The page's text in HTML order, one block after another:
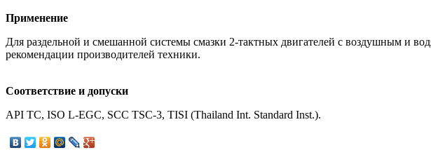
Применение
Для раздельной и смешанной системы смазки 2-тактных двигателей с воздушным и
рекомендации производителей техники.
Соответствие и допуски
API TC, ISO L-EGC, SCC TSC-3, TISI (Thailand Int. Standard Inst.).